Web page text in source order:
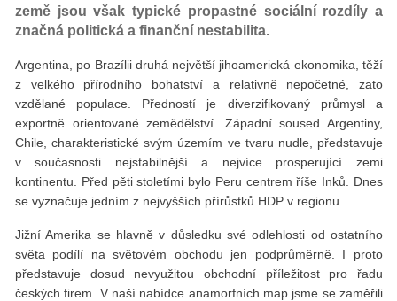
země jsou však typické propastné sociální rozdíly a
značná politická a finanční nestabilita.
Argentina, po Brazílii druhá největší jihoamerická ekonomika, těží
z velkého přírodního bohatství a relativně nepočetné, zato
vzdělané populace. Předností je diverzifikovaný průmysl a
exportně orientované zemědělství. Západní soused Argentiny,
Chile, charakteristické svým územím ve tvaru nudle, představuje
v současnosti nejstabilnější a nejvíce prosperující zemi
kontinentu. Před pěti stoletími bylo Peru centrem říše Inků. Dnes
se vyznačuje jedním z nejvyšších přírůstků HDP v regionu.
Jižní Amerika se hlavně v důsledku své odlehlosti od ostatního
světa podílí na světovém obchodu jen podprůměrně. I proto
představuje dosud nevyužitou obchodní příležitost pro řadu
českých firem. V naší nabídce anamorfních map jsme se zaměřili